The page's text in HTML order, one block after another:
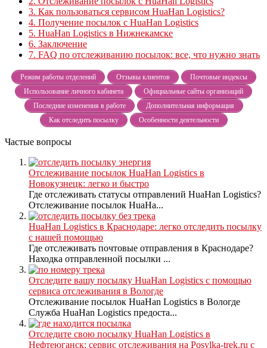
3. Как пользоваться сервисом HuaHan Logistics?
4. Получение посылок с HuaHan Logistics
5. HuaHan Logistics в Нижнекамске
6. Заключение
7. FAQ по отслеживанию посылок: все, что нужно знать
Режим работы отделений Отзывы клиентов
Почтовые индексы
Использование личного кабинета
Официальные сайты организаций
Последние изменения в работе
Дополнительная информация
Как отследить посылку
Особенности деятельности
Частые вопросы
Отслеживание посылок HuaHan Logistics в
Новокузнецк: легко и быстро
Где отслеживать статусы отправлений HuaHan Logistics?
Отслеживание посылок HuaHa...
HuaHan Logistics в Краснодаре: легко отследить посылку
с нашей помощью
Где отслеживать почтовые отправления в Краснодаре?
Находка отправленной посылки ...
Отследите вашу посылку HuaHan Logistics с помощью
сервиса отслеживания в Вологде
Отслеживание посылок HuaHan Logistics в Вологде
Служба HuaHan Logistics предоста...
Отследите свою посылку HuaHan Logistics в
Нефтеюганск: сервис отслеживания на Posylka-trek.ru с